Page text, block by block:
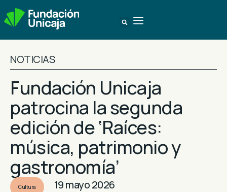
NOTICIAS
Fundación Unicaja
patrocina la segunda
edición de ‘Raíces:
música, patrimonio y
gastronomía’
Cultura
19 mayo 2026